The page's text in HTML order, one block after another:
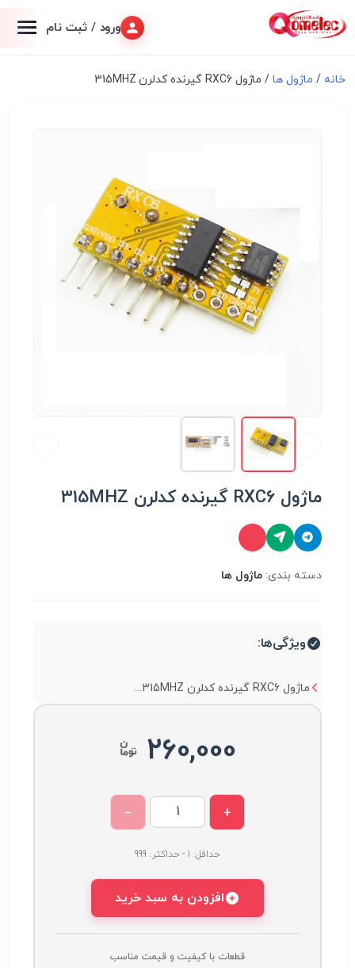
ورود / ثبت نام
خانه / ماژول ها/ ماژول RXC6 گیرنده کدلرن 315MHZ
ماژول RXC6 گیرنده کدلرن 315MHZ
دسته بندی: ماژول ها
ویژگی‌ها:
ماژول RXC6 گیرنده کدلرن 315MHZ...
260,000
+
−
حداقل: 1 - حداکثر: 999
افزودن به سبد خرید
قطعات با کیفیت و قیمت مناسب